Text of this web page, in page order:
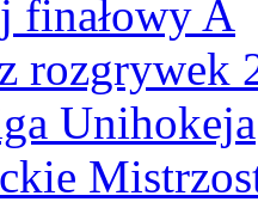
finałowy A
rozgrywek
Unihokeja